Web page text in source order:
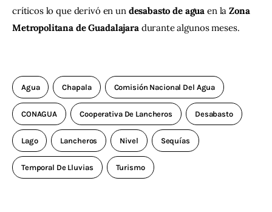
críticos lo que derivó en un desabasto de agua en la Zona
Metropolitana de Guadalajara durante algunos meses.
Agua Chapala Comisión Nacional Del Agua
CONAGUA Cooperativa De Lancheros Desabasto
Lago Lancheros Nivel Sequías
Temporal De Lluvias Turismo